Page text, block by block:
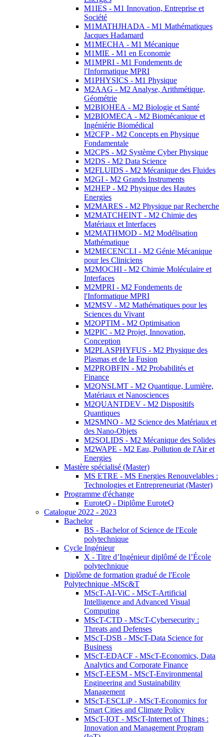
M1IES - M1 Innovation, Entreprise et
Société
M1MATHJHADA - M1 Mathématiques
Jacques Hadamard
M1MECHA - M1 Mécanique
M1MIE - M1 en Economie
M1MPRI - M1 Fondements de
l'Informatique MPRI
M1PHYSICS - M1 Physique
M2AAG - M2 Analyse, Arithmétique,
Géométrie
M2BIOHEA - M2 Biologie et Santé
M2BIOMECA - M2 Biomécanique et
Ingéniérie Biomédical
M2CFP - M2 Concepts en Physique
Fondamentale
M2CPS - M2 Système Cyber Physique
M2DS - M2 Data Science
M2FLUIDS - M2 Mécanique des Fluides
M2GI - M2 Grands Instruments
M2HEP - M2 Physique des Hautes
Energies
M2MARES - M2 Physique par Recherche
M2MATCHEINT - M2 Chimie des
Matériaux et Interfaces
M2MATHMOD - M2 Modélisation
Mathématique
M2MECENCLI - M2 Génie Mécanique
pour les Cliniciens
M2MOCHI - M2 Chimie Moléculaire et
Interfaces
M2MPRI - M2 Fondements de
l'Informatique MPRI
M2MSV - M2 Mathématiques pour les
Sciences du Vivant
M2OPTIM - M2 Optimisation
M2PIC - M2 Projet, Innovation,
Conception
M2PLASPHYFUS - M2 Physique des
Plasmas et de la Fusion
M2PROBFIN - M2 Probabilités et
Finance
M2QNSLMT - M2 Quantique, Lumière,
Matériaux et Nanosciences
M2QUANTDEV - M2 Dispositifs
Quantiques
M2SMNO - M2 Science des Matériaux et
des Nano-Objets
M2SOLIDS - M2 Mécanique des Solides
M2WAPE - M2 Eau, Pollution de l'Air et
Energies
Mastère spécialisé (Master)
MS ETRE - MS Energies Renouvelables :
Technologies et Entrepreneuriat (Master)
Programme d'échange
EuroteQ - Diplôme EuroteQ
Catalogue 2022 - 2023
Bachelor
BS - Bachelor of Science de l'Ecole
polytechnique
Cycle Ingénieur
X - Titre d’Ingénieur diplômé de l’École
polytechnique
Diplôme de formation gradué de l'Ecole
Polytechnique -MSc&T
MScT-AI-ViC - MScT-Artificial
Intelligence and Advanced Visual
Computing
MScT-CTD - MScT-Cybersecurity :
Threats and Defenses
MScT-DSB - MScT-Data Science for
Business
MScT-EDACF - MScT-Economics, Data
Analytics and Corporate Finance
MScT-EESM - MScT-Environmental
Engineering and Sustainability
Management
MScT-ESCLiP - MScT-Economics for
Smart Cities and Climate Policy
MScT-IOT - MScT-Internet of Things :
Innovation and Management Program